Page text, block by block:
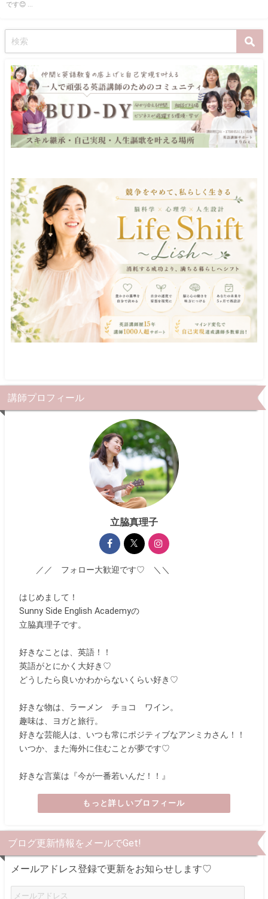
です😊 ...
講師プロフィール
立脇真理子
／／ フォロー大歓迎です♡ ＼＼
はじめまして！
Sunny Side English Academyの
立脇真理子です。
好きなことは、英語！！
英語がとにかく大好き♡
どうしたら良いかわからないくらい好き♡
好きな物は、ラーメン チョコ ワイン。
趣味は、ヨガと旅行。
好きな芸能人は、いつも常にポジティブなアンミカさん！！
いつか、また海外に住むことが夢です♡
好きな言葉は『今が一番若いんだ！！』
もっと詳しいプロフィール
ブログ更新情報をメールでGet!
メールアドレス登録で更新をお知らせします♡